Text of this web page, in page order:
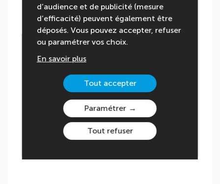
d’audience et de publicité (mesure
d’efficacité) peuvent également être
déposés. Vous pouvez accepter, refuser
ou paramétrer vos choix.
En savoir plus
Tout accepter
Paramétrer
Tout refuser